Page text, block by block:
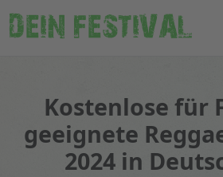
DEIN FESTIVAL
Kostenlose für
geeignete
2024 in